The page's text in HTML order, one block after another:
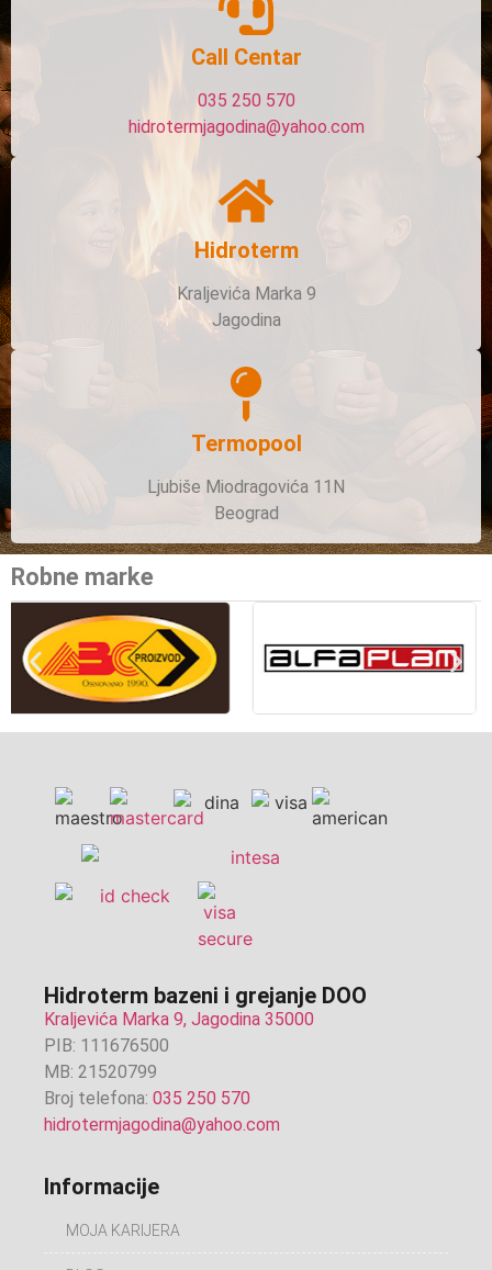
Call Centar
035 250 570
hidrotermjagodina@yahoo.com
Hidroterm
Kraljevića Marka 9
Jagodina
Termopool
Ljubiše Miodragovića 11N
Beograd
Robne marke
Hidroterm bazeni i grejanje DOO
Kraljevića Marka 9, Jagodina 35000
PIB: 111676500
MB: 21520799
Broj telefona: 035 250 570
hidrotermjagodina@yahoo.com
Informacije
MOJA KARIJERA